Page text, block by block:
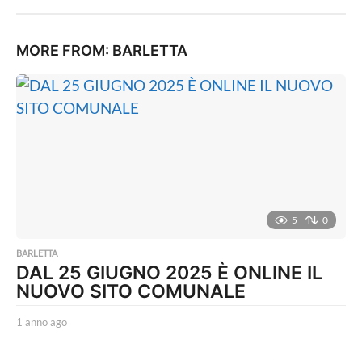
MORE FROM: BARLETTA
5 0
BARLETTA
DAL 25 GIUGNO 2025 È ONLINE IL
NUOVO SITO COMUNALE
1 anno ago